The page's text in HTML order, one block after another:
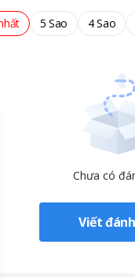
5 Sao 4 Sao
Chưa có
Viết